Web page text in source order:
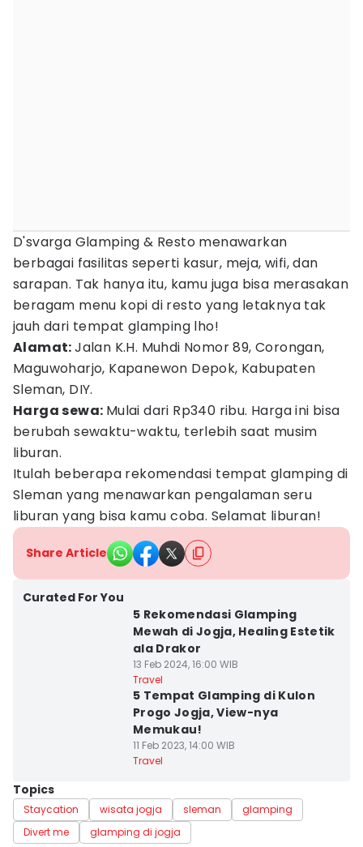
D'svarga Glamping & Resto menawarkan
berbagai fasilitas seperti kasur, meja, wifi, dan
sarapan. Tak hanya itu, kamu juga bisa merasakan
beragam menu kopi di resto yang letaknya tak
jauh dari tempat glamping lho!
Alamat:Jalan K.H. Muhdi Nomor 89, Corongan,
Maguwoharjo, Kapanewon Depok, Kabupaten
Sleman, DIY.
Harga sewa: Mulai dari Rp340 ribu. Harga ini bisa
berubah sewaktu-waktu, terlebih saat musim
liburan.
Itulah beberapa rekomendasi tempat glamping di
Sleman yang menawarkan pengalaman seru
liburan yang bisa kamu coba. Selamat liburan!
Share Article
Curated For You
5 Rekomendasi Glamping
Mewah di Jogja, Healing Estetik
ala Drakor
13 Feb 2024, 16:00 WIB
Travel
5 Tempat Glamping di Kulon
Progo Jogja, View-nya
Memukau!
11 Feb 2023, 14:00 WIB
Travel
Topics
Staycation wisata jogja sleman
glamping
Divert me
glamping di jogja